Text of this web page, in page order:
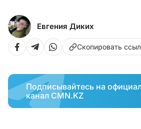
Евгения Диких
Скопировать
Подписывайтесь на
канал CMN.KZ